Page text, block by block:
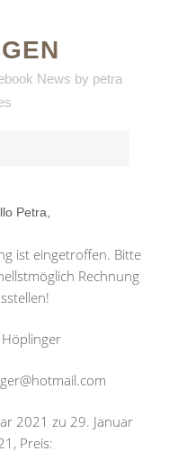
News by petra
Petra,
ist eingetroffen. Bitte
Rechnung
Höplinger
2021 zu 29. Januar
Preis: